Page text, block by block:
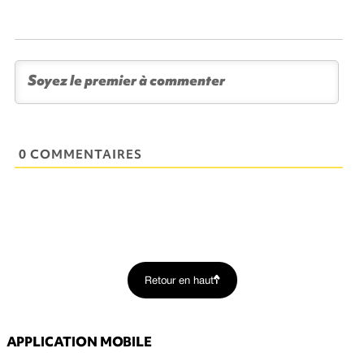
0 COMMENTAIRES
Retour en haut
APPLICATION MOBILE